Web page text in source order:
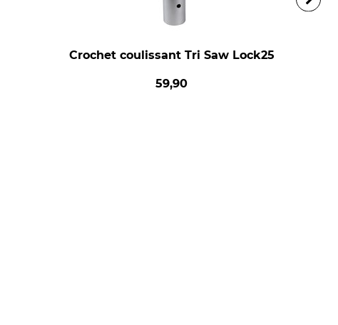
Crochet coulissant Tri Saw Lock25
59,90